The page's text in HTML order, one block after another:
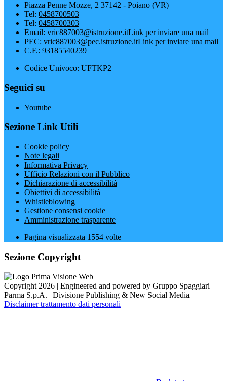
Piazza Penne Mozze, 2 37142 - Poiano (VR)
Tel: 0458700503
Tel: 0458700303
Email: vric887003@istruzione.itLink per inviare una mail
PEC: vric887003@pec.istruzione.itLink per inviare una mail
C.F.: 93185540239
Codice Univoco: UFTKP2
Seguici su
Youtube
Sezione Link Utili
Cookie policy
Note legali
Informativa Privacy
Ufficio Relazioni con il Pubblico
Dichiarazione di accessibilità
Obiettivi di accessibilità
Whistleblowing
Gestione consensi cookie
Amministrazione trasparente
Pagina visualizzata 1554 volte
Sezione Copyright
Copyright 2026 | Engineered and powered by Gruppo Spaggiari
Parma S.p.A. | Divisione Publishing & New Social Media
Disclaimer trattamento dati personali